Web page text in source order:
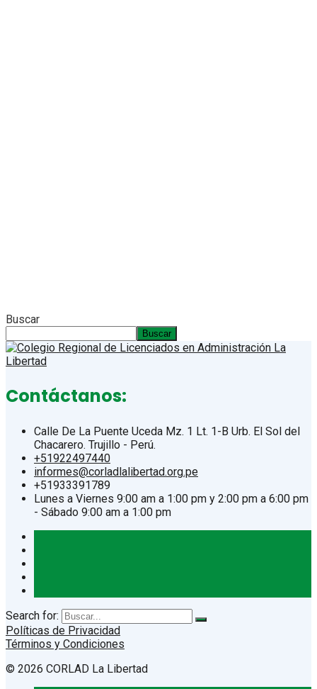
Buscar
Buscar
Contáctanos:
Calle De La Puente Uceda Mz. 1 Lt. 1-B Urb. El Sol del
Chacarero. Trujillo - Perú.
+51922497440
informes@corladlalibertad.org.pe
+51933391789
Lunes a Viernes 9:00 am a 1:00 pm y 2:00 pm a 6:00 pm
- Sábado 9:00 am a 1:00 pm
Search for:
Políticas de Privacidad
Términos y Condiciones
© 2026 CORLAD La Libertad